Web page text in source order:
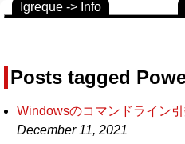
Igreque -> Info
Posts tagged
Windowsのコマンドライン
December 11, 2021